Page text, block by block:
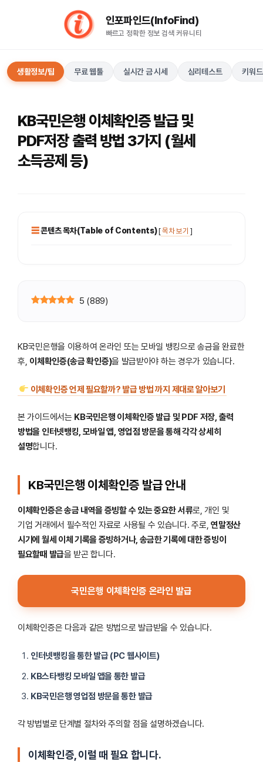
인포파인드(InfoFind)​​​​
빠르고 정확한 정보 검색 커뮤니티
생활정보/팁 무료 웹툴 실시간 금 시세 심리테스트 키워
KB국민은행 이체확인증 발급 및
PDF저장 출력 방법 3가지 (월세
소득공제 등)
콘텐츠 목차(Table of Contents)[목차 보기 ]
5 (889)
KB국민은행을 이용하여 온라인 또는 모바일 뱅킹으로 송금을 완료한
후, 이체확인증(송금 확인증)을 발급받아야 하는 경우가 있습니다.
이체확인증 언제 필요할까? 발급 방법 까지 제대로 알아보기
본 가이드에서는 KB국민은행 이체확인증 발급 및 PDF 저장, 출력
방법을 인터넷뱅킹, 모바일 앱, 영업점 방문을 통해 각각 상세히
설명합니다.
KB국민은행 이체확인증 발급 안내
이체확인증은 송금 내역을 증빙할 수 있는 중요한 서류로, 개인 및
기업 거래에서 필수적인 자료로 사용될 수 있습니다. 주로,연말정산
시기에 월세 이체 기록을 증빙하거나, 송금한 기록에 대한 증빙이
필요할때 발급을 받곤 합니다.
국민은행 이체확인증 온라인 발급
이체확인증은 다음과 같은 방법으로 발급받을 수 있습니다.
인터넷뱅킹을 통한 발급 (PC 웹사이트)
KB스타뱅킹 모바일 앱을 통한 발급
KB국민은행 영업점 방문을 통한 발급
각 방법별로 단계별 절차와 주의할 점을 설명하겠습니다.
이체확인증, 이럴 때 필요 합니다.